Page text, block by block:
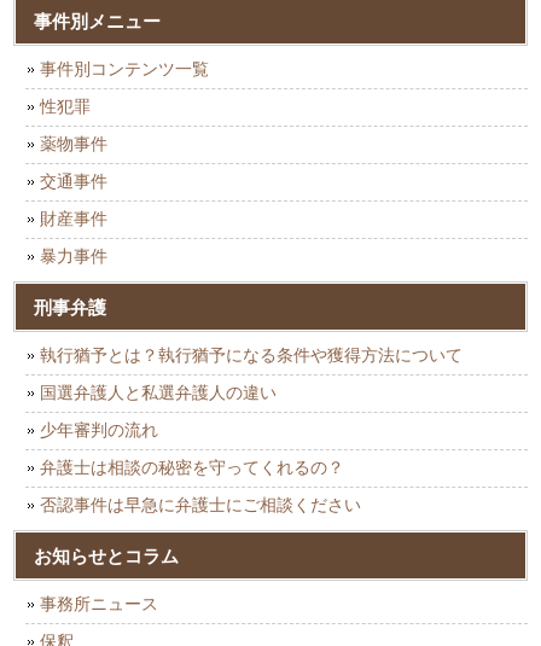
事件別メニュー
事件別コンテンツ一覧
性犯罪
薬物事件
交通事件
財産事件
暴力事件
刑事弁護
執行猶予とは？執行猶予になる条件や獲得方法について
国選弁護人と私選弁護人の違い
少年審判の流れ
弁護士は相談の秘密を守ってくれるの？
否認事件は早急に弁護士にご相談ください
お知らせとコラム
事務所ニュース
保釈